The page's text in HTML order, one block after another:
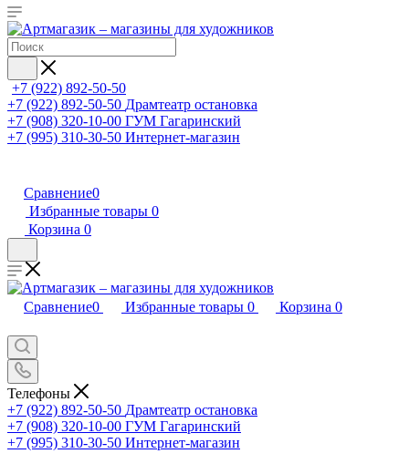
+7 (922) 892-50-50
+7 (922) 892-50-50 Драмтеатр остановка
+7 (908) 320-10-00 ГУМ Гагаринский
+7 (995) 310-30-50 Интернет-магазин
Сравнение0
Избранные товары 0
Корзина 0
Сравнение0 Избранные товары 0 Корзина 0
Телефоны
+7 (922) 892-50-50 Драмтеатр остановка
+7 (908) 320-10-00 ГУМ Гагаринский
+7 (995) 310-30-50 Интернет-магазин